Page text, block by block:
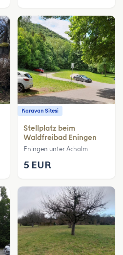
Karavan Sitesi
Stellplatz beim
Waldfreibad Eningen
Eningen unter Achalm
5 EUR